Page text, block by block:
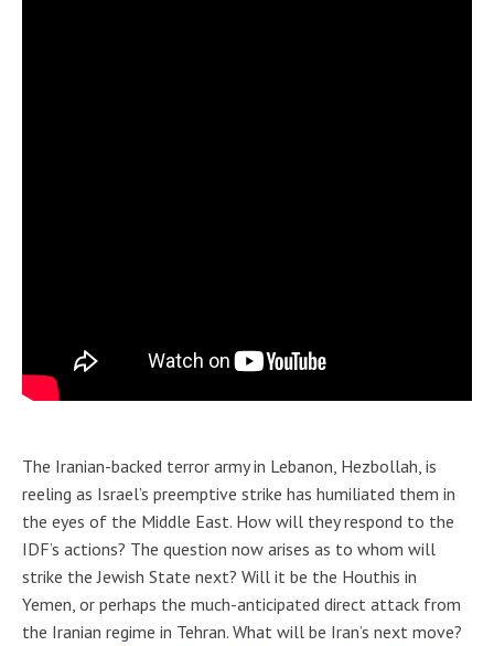
The Iranian-backed terror army in Lebanon, Hezbollah, is
reeling as Israel’s preemptive strike has humiliated them in
the eyes of the Middle East. How will they respond to the
IDF’s actions? The question now arises as to whom will
strike the Jewish State next? Will it be the Houthis in
Yemen, or perhaps the much-anticipated direct attack from
the Iranian regime in Tehran. What will be Iran’s next move?